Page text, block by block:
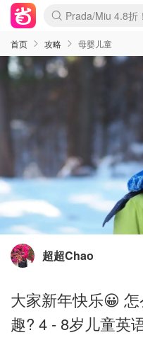
麦卢卡蜂蜜夏促
Prada/Miu 4.8折！
啥？必胜客披萨5
首页 攻略 母婴儿童
超超Chao
大家新年快乐😀
趣? 4 - 8岁儿童英